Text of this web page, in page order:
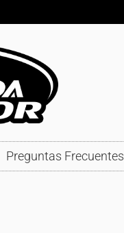
Preguntas Frecuentes